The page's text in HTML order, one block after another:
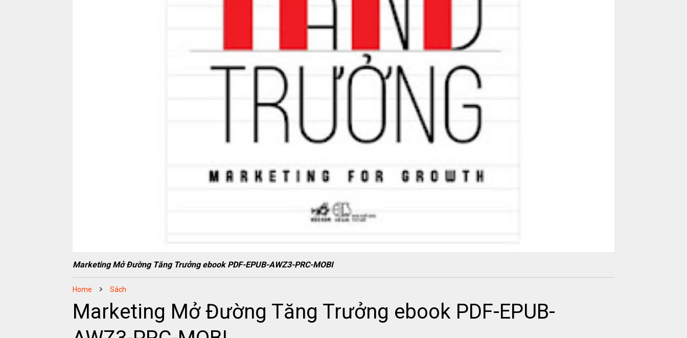
Marketing Mở Đường Tăng Trưởng ebook PDF-EPUB-AWZ3-PRC-MOBI
Home Sách
Marketing Mở Đường Tăng Trưởng ebook PDF-EPUB-